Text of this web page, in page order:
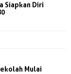
Siapkan Diri
Mulai